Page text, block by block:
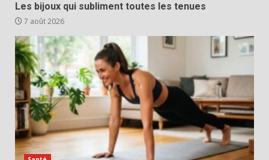
Les bijoux qui subliment toutes les tenues
7 août 2026